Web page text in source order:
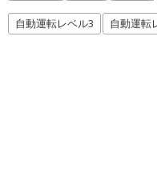
自動運転レベル3 自動運転